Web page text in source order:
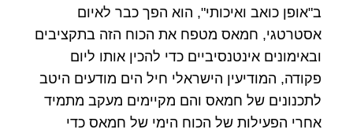
ב"אופן כואב ואיכותי", הוא הפך כבר לאיום
אסטרטגי, חמאס מטפח את הכוח הזה בתקציבים
ובאימונים אינטנסיביים כדי להכין אותו ליום
פקודה, המודיעין הישראלי חיל הים מודעים היטב
לתכנונים של חמאס והם מקיימים מעקב מתמיד
אחרי הפעילות של הכוח הימי של חמאס כדי